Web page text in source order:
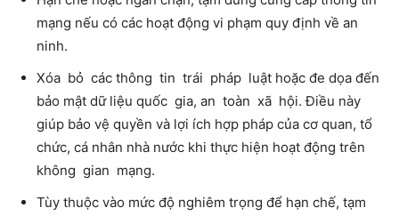
mạng nếu có các hoạt động vi phạm quy định về an
ninh.
Xóa bỏ các thông tin trái pháp luật hoặc đe dọa đến
bảo mật dữ liệu quốc gia, an toàn xã hội. Điều này
giúp bảo vệ quyền và lợi ích hợp pháp của cơ quan, tổ
chức, cá nhân nhà nước khi thực hiện hoạt động trên
không gian mạng.
Tùy thuộc vào mức độ nghiêm trọng để hạn chế, tạm